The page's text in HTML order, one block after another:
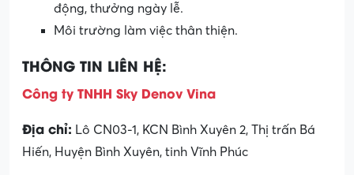
động, thưởng ngày lễ.
Môi trường làm việc thân thiện.
THÔNG TIN LIÊN HỆ:
Công ty TNHH Sky Denov Vina
Địa chỉ: Lô CN03-1, KCN Bình Xuyên 2, Thị trấn Bá
Hiến, Huyện Bình Xuyên, tinh Vĩnh Phúc